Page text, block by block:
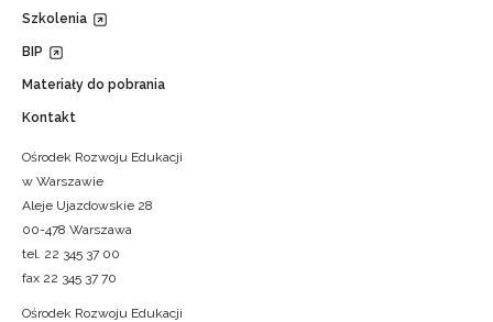
Szkolenia
BIP
Materiały do pobrania
Kontakt
Ośrodek Rozwoju Edukacji
w Warszawie
Aleje Ujazdowskie 28
00-478 Warszawa
tel. 22 345 37 00
fax 22 345 37 70
Ośrodek Rozwoju Edukacji